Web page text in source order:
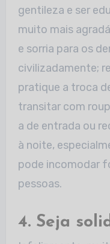
gentileza e ser
muito mais
e sorria para os
civilizadamente;
pratique a troca
transitar com
a de entrada ou
à noite,
pode incomodar
pessoas.
4. Seja